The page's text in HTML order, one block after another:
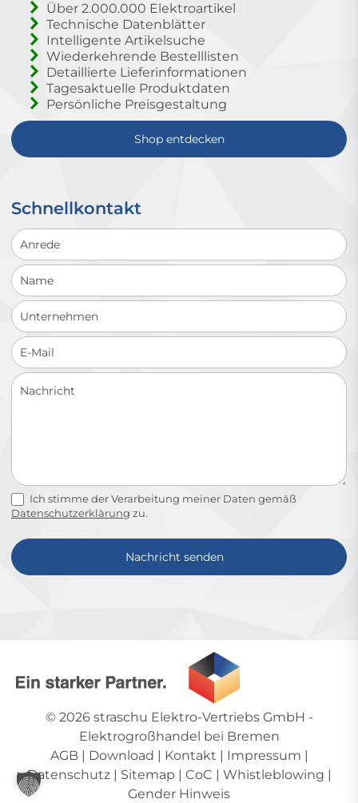
Über 2.000.000 Elektroartikel
Technische Datenblätter
Intelligente Artikelsuche
Wiederkehrende Bestelllisten
Detaillierte Lieferinformationen
Tagesaktuelle Produktdaten
Persönliche Preisgestaltung
Shop entdecken
Schnellkontakt
Schnellkontakt
Ich stimme der Verarbeitung meiner Daten gemäß
Datenschutzerklärung zu.
Nachricht senden
© 2026 straschu Elektro-Vertriebs GmbH -
Elektrogroßhandel bei Bremen
AGB
Download Kontakt Impressum
Datenschutz| Sitemap CoC Whistleblowing
Gender Hinweis